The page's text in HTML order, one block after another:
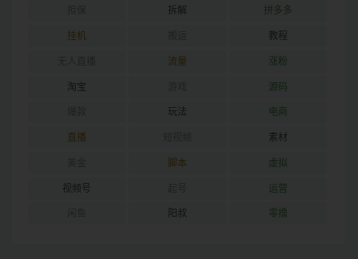
拆解 拼多多
挂机 教程
流量 涨粉
淘宝 源码
玩法 电商
直播 素材
脚本 虚拟
视频号 运营
阳叔 零撸